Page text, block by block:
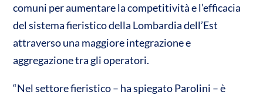
comuni per aumentare la competitività e l’efficacia
del sistema fieristico della Lombardia dell’Est
attraverso una maggiore integrazione e
aggregazione tra gli operatori.
“Nel settore fieristico – ha spiegato Parolini – è